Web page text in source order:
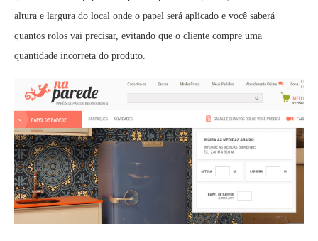
altura e largura do local onde o papel será aplicado e você saberá
quantos rolos vai precisar, evitando que o cliente compre uma
quantidade incorreta do produto.